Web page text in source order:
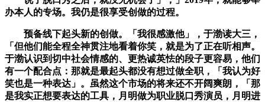
办本人的专场。我仍是很享受创做的过程。
预备线下起头新的创做。「我很感激他」，于渤读大三，
「但他们能全程全神贯注地看着你笑，就是为了正在听相声。
于渤认识到切中社会情感的、更热诚英怯的段子更容易，他们
有一个配合点：那就是最起头都没有想过做全职，「我认为好
笑也是一种表达」。虽然这个市场的将来还不开阔爽朗，「那
是我实正想要表达的工具，月明做为职业脱口秀演员，月明进